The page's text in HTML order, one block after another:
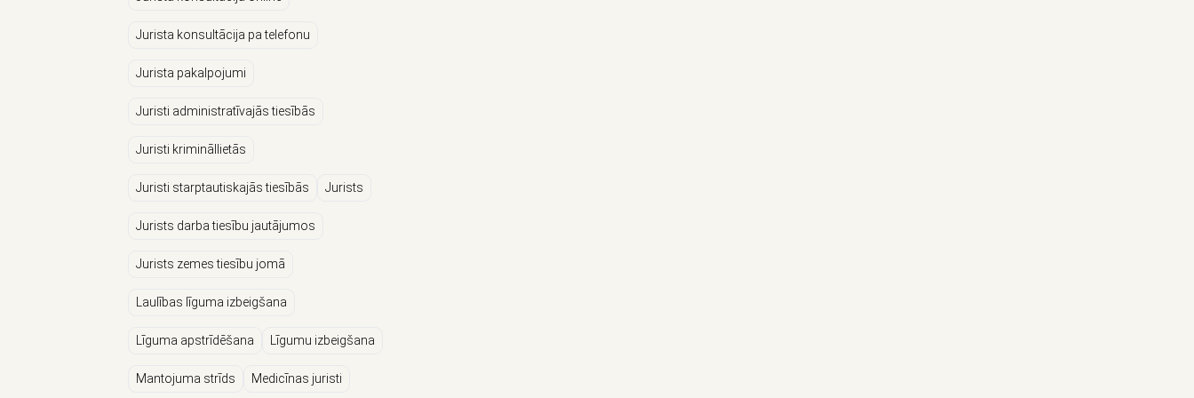
Jurista konsultācija pa telefonu
Jurista pakalpojumi
Juristi administratīvajās tiesībās
Juristi krimināllietās
Juristi starptautiskajās tiesībās Jurists
Jurists darba tiesību jautājumos
Jurists zemes tiesību jomā
Laulības līguma izbeigšana
Līguma apstrīdēšana Līgumu izbeigšana
Mantojuma strīds Medicīnas juristi